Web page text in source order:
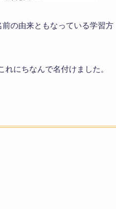
の由来ともなっている学習方
にちなんで名付けました。